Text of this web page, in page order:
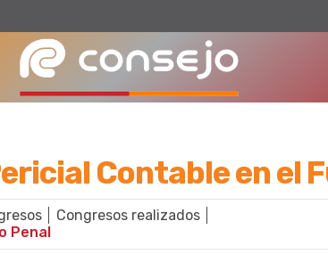
Contable en el
Congresos realizados
Penal